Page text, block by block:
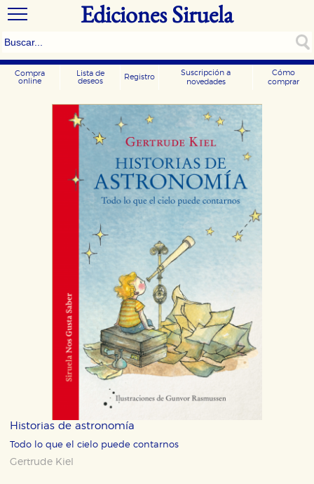
Ediciones Siruela
Compra
online
Lista de
deseos
Registro
Suscripción a
novedades
Cómo
comprar
Historias de astronomía
Todo lo que el cielo puede contarnos
Gertrude Kiel